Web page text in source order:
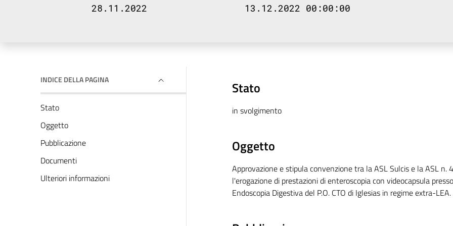
28.11.2022
13.12.2022 00:00:00
INDICE DELLA PAGINA
Stato
Oggetto
Pubblicazione
Documenti
Ulteriori informazioni
Stato
in svolgimento
Oggetto
Approvazione e stipula convenzione tra la ASL Sulcis e la ASL n.
l'erogazione di prestazioni di enteroscopia con videocapsula
Endoscopia Digestiva del P.O. CTO di Iglesias in regime extra-LEA.